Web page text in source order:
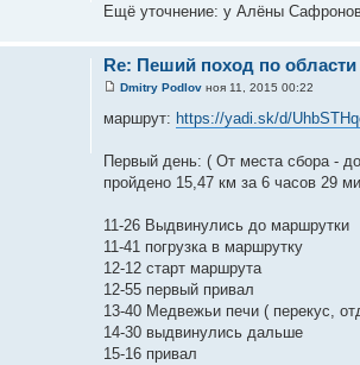
Ещё уточнение: у Алёны
Re: Пеший поход по области
Dmitry Podlov ноя 11, 2015 00:22
маршрут: https://yadi.sk/d/
Первый день: ( От места сбора -
пройдено 15,47 км за 6 часов 29
11-26 Выдвинулись до маршрутки
11-41 погрузка в маршрутку
12-12 старт маршрута
12-55 первый привал
13-40 Медвежьи печи ( перекус,
14-30 выдвинулись дальше
15-16 привал